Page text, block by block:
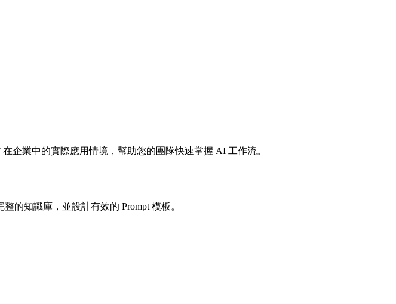
企業中的實際應用情境，幫助您的團隊快速掌握 AI 工作流。
的知識庫，並設計有效的 Prompt 模板。